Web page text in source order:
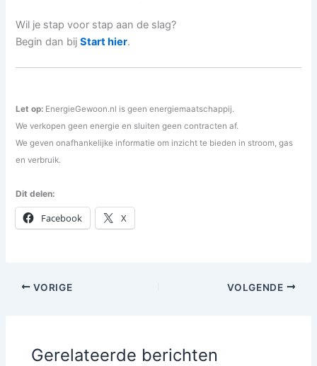
Wil je stap voor stap aan de slag?
Begin dan bijStart hier.
Let op: EnergieGewoon.nl is geen energiemaatschappij.
We verkopen geen energie en sluiten geen contracten af.
We geven onafhankelijke informatie om inzicht te bieden in stroom, gas
en verbruik.
Dit delen:
Facebook X
VORIGE VOLGENDE
Gerelateerde berichten